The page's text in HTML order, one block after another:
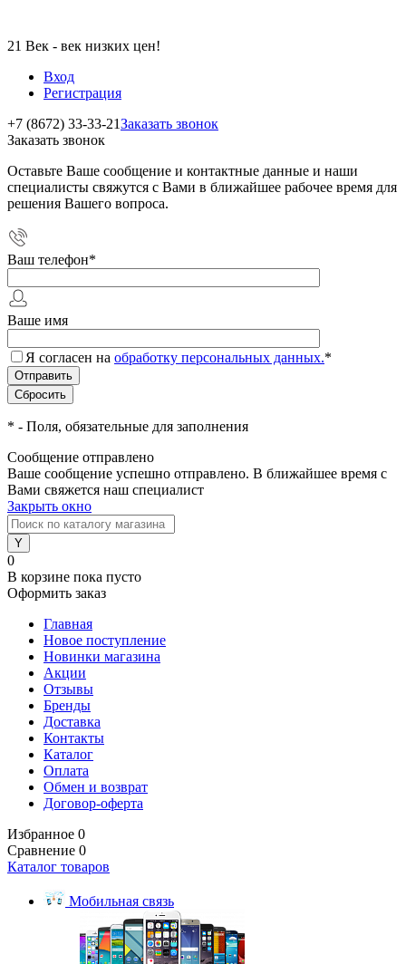
21 Век - век низких цен!
Вход
Регистрация
+7 (8672) 33-33-21Заказать звонок
Заказать звонок
Оставьте Ваше сообщение и контактные данные и наши
специалисты свяжутся с Вами в ближайшее рабочее время для
решения Вашего вопроса.
Ваш телефон*
Ваше имя
Я согласен на обработку персональных данных.*
* - Поля, обязательные для заполнения
Сообщение отправлено
Ваше сообщение успешно отправлено. В ближайшее время с
Вами свяжется наш специалист
Закрыть окно
0
В корзине пока пусто
Оформить заказ
Главная
Новое поступление
Новинки магазина
Акции
Отзывы
Бренды
Доставка
Контакты
Каталог
Оплата
Обмен и возврат
Договор-оферта
Избранное 0
Сравнение 0
Каталог товаров
Мобильная связь